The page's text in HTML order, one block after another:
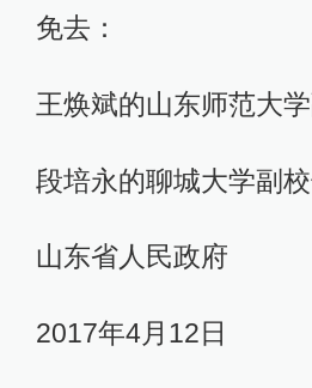
免去：
王焕斌的山东师范大
段培永的聊城大学副校
山东省人民政府
2017年4月12日